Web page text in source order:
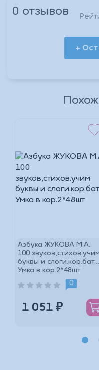
0 отзывов
+
*
Азбука ЖУКОВА М.А.
100 звуков,стихов.учим
буквы и слоги.кор.бат.
Умка в кор.2*48шт
0
1 051 ₽